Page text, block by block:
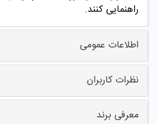
راهنمایی کنند.
اطلاعات عمومی
نظرات کاربران
معرفی برند